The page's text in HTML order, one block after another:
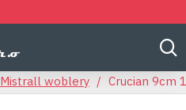
Mistrall woblery Crucian 9cm